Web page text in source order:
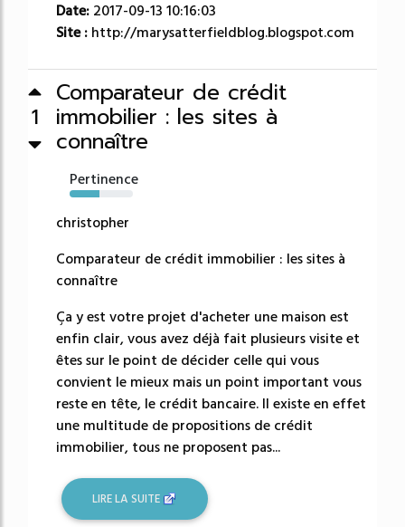
Date: 2017-09-13 10:16:03
Site : http://marysatterfieldblog.blogspot.com
1
Comparateur de crédit
immobilier : les sites à
connaître
Pertinence
47%
christopher
Comparateur de crédit immobilier : les sites à
connaître
Ça y est votre projet d'acheter une maison est
enfin clair, vous avez déjà fait plusieurs visite et
êtes sur le point de décider celle qui vous
convient le mieux mais un point important vous
reste en tête, le crédit bancaire. Il existe en effet
une multitude de propositions de crédit
immobilier, tous ne proposent pas...
LIRE LA SUITE